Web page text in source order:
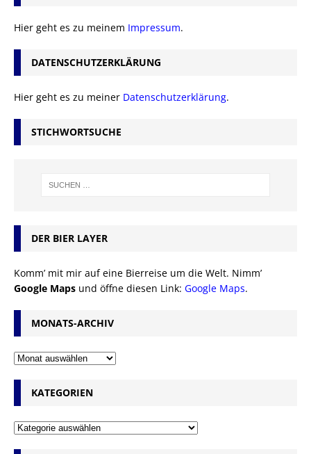
Hier geht es zu meinem Impressum.
DATENSCHUTZERKLÄRUNG
Hier geht es zu meiner Datenschutzerklärung.
STICHWORTSUCHE
DER BIER LAYER
Komm’ mit mir auf eine Bierreise um die Welt. Nimm’
Google Maps und öffne diesen Link: Google Maps.
MONATS-ARCHIV
KATEGORIEN